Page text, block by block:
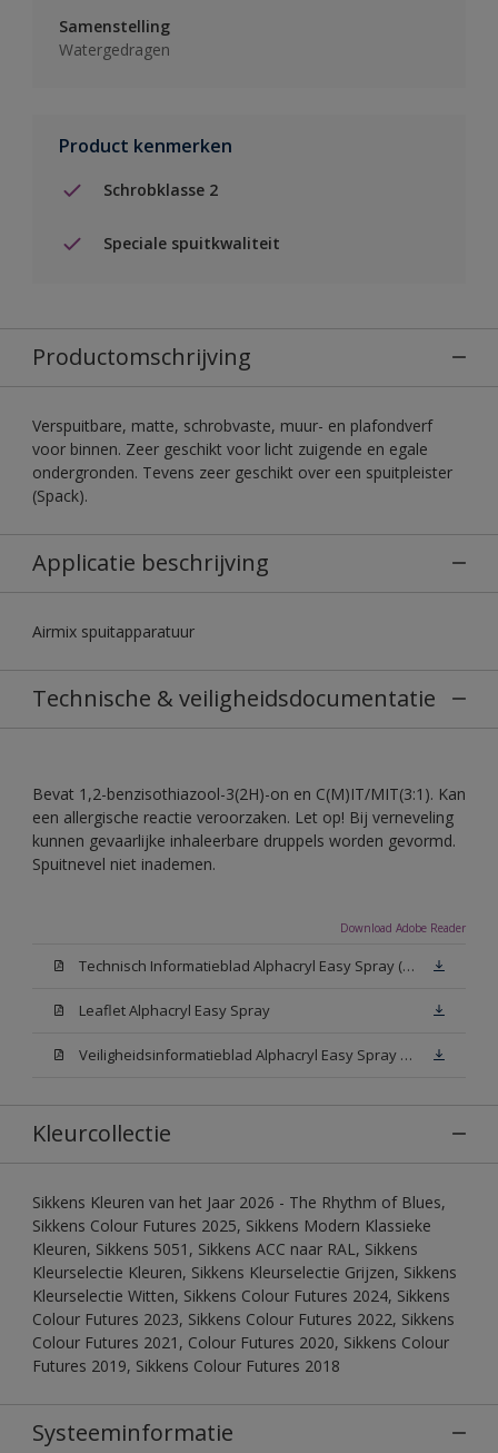
Samenstelling
Watergedragen
Product kenmerken
Schrobklasse 2
Speciale spuitkwaliteit
Productomschrijving
Verspuitbare, matte, schrobvaste, muur- en plafondverf
voor binnen. Zeer geschikt voor licht zuigende en egale
ondergronden. Tevens zeer geschikt over een spuitpleister
(Spack).
Applicatie beschrijving
Airmix spuitapparatuur
Technische & veiligheidsdocumentatie
Bevat 1,2-benzisothiazool-3(2H)-on en C(M)IT/MIT(3:1). Kan
een allergische reactie veroorzaken. Let op! Bij verneveling
kunnen gevaarlijke inhaleerbare druppels worden gevormd.
Spuitnevel niet inademen.
Download Adobe Reader
Technisch Informatieblad Alphacryl Easy Spray (PDF)
Leaflet Alphacryl Easy Spray
Veiligheidsinformatieblad Alphacryl Easy Spray White W05 (MSDS)
Kleurcollectie
Sikkens Kleuren van het Jaar 2026 - The Rhythm of Blues,
Sikkens Colour Futures 2025, Sikkens Modern Klassieke
Kleuren, Sikkens 5051, Sikkens ACC naar RAL, Sikkens
Kleurselectie Kleuren, Sikkens Kleurselectie Grijzen, Sikkens
Kleurselectie Witten, Sikkens Colour Futures 2024, Sikkens
Colour Futures 2023, Sikkens Colour Futures 2022, Sikkens
Colour Futures 2021, Colour Futures 2020, Sikkens Colour
Futures 2019, Sikkens Colour Futures 2018
Systeeminformatie